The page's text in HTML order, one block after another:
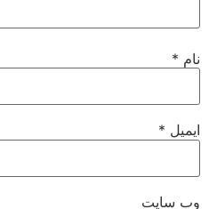
نام*
ایمیل*
وب‌ سایت